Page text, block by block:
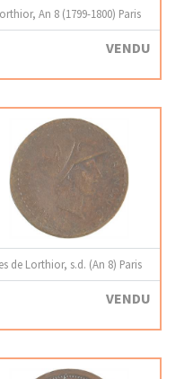
An 8 (1799-1800) Paris
VENDU
de Lorthior, s.d. (An 8) Paris
VENDU